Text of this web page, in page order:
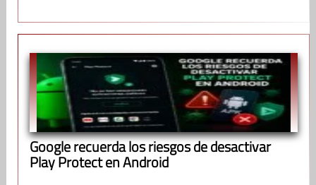
Google recuerda los riesgos de desactivar
Play Protect en Android